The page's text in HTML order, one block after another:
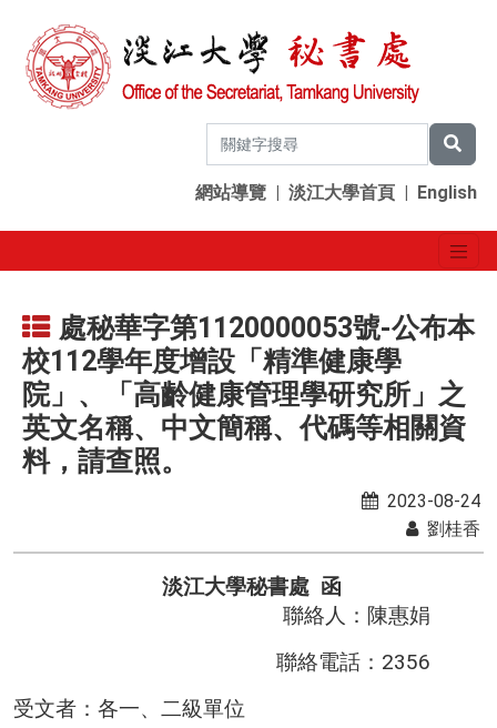
網站導覽 | 淡江大學首頁 | English
處秘華字第1120000053號-公布本
校112學年度增設「精準健康學
院」、「高齡健康管理學研究所」之
英文名稱、中文簡稱、代碼等相關資
料，請查照。
2023-08-24
劉桂香
淡江大學秘書處 函
聯絡人：陳惠娟
聯絡電話： 2356
受文者：各一、二級單位